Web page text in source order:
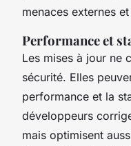
menaces externes
Performance et
Les mises à jour ne
sécurité. Elles
performance et la
développeurs
mais optimisent